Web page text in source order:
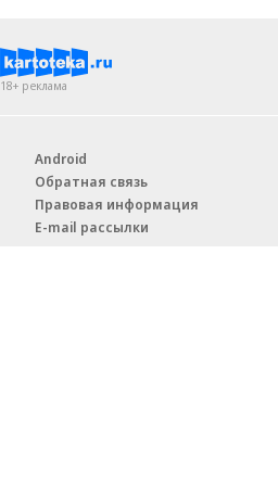
18+ реклама
Android
Обратная связь
Правовая информация
E-mail рассылки